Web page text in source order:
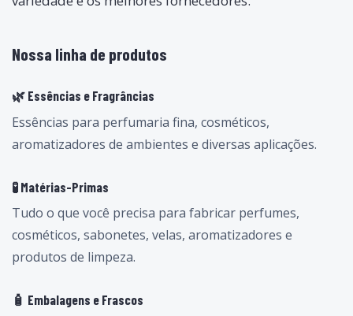
Nossa linha de produtos
🌿 Essências e Fragrâncias
Essências para perfumaria fina, cosméticos,
aromatizadores de ambientes e diversas aplicações.
🧪 Matérias-Primas
Tudo o que você precisa para fabricar perfumes,
cosméticos, sabonetes, velas, aromatizadores e
produtos de limpeza.
🧴 Embalagens e Frascos